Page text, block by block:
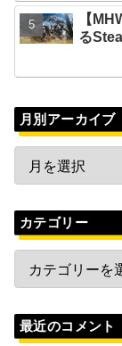
【
る
月別アーカイブ
カテゴリー
最近のコメント